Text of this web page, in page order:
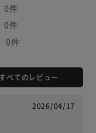
0件
0件
0件
すべてのレビュー
2026/04/17